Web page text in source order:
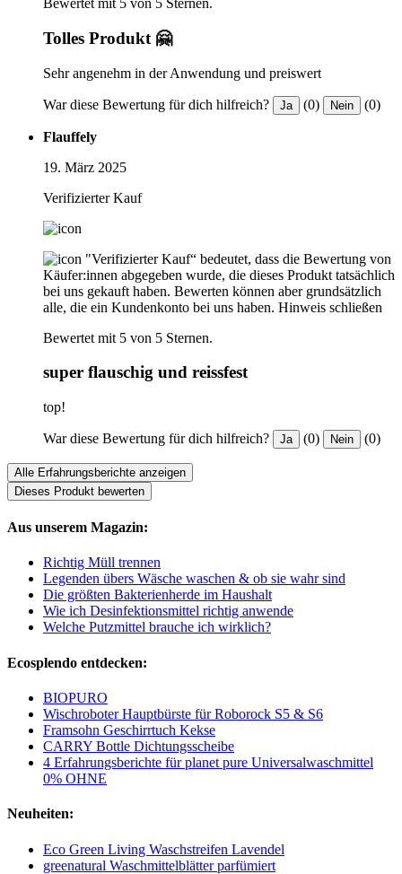
Bewertet mit 5 von 5 Sternen.
Tolles Produkt 🤗
Sehr angenehm in der Anwendung und preiswert
War diese Bewertung für dich hilfreich? Ja (0) Nein (0)
Flauffely
19. März 2025
Verifizierter Kauf
"Verifizierter Kauf“ bedeutet, dass die Bewertung von
Käufer:innen abgegeben wurde, die dieses Produkt tatsächlich
bei uns gekauft haben. Bewerten können aber grundsätzlich
alle, die ein Kundenkonto bei uns haben. Hinweis schließen
Bewertet mit 5 von 5 Sternen.
super flauschig und reissfest
top!
War diese Bewertung für dich hilfreich? Ja (0) Nein (0)
Alle Erfahrungsberichte anzeigen
Dieses Produkt bewerten
Aus unserem Magazin:
Richtig Müll trennen
Legenden übers Wäsche waschen & ob sie wahr sind
Die größten Bakterienherde im Haushalt
Wie ich Desinfektionsmittel richtig anwende
Welche Putzmittel brauche ich wirklich?
Ecosplendo entdecken:
BIOPURO
Wischroboter Hauptbürste für Roborock S5 & S6
Framsohn Geschirrtuch Kekse
CARRY Bottle Dichtungsscheibe
4 Erfahrungsberichte für planet pure Universalwaschmittel
0% OHNE
Neuheiten:
Eco Green Living Waschstreifen Lavendel
greenatural Waschmittelblätter parfümiert